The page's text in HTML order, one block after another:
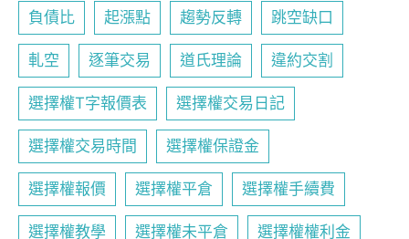
負債比 起漲點 趨勢反轉 跳空缺口
軋空 逐筆交易 道氏理論 違約交割
選擇權T字報價表 選擇權交易日記
選擇權交易時間 選擇權保證金
選擇權報價 選擇權平倉 選擇權手續費
選擇權教學 選擇權未平倉 選擇權權利金